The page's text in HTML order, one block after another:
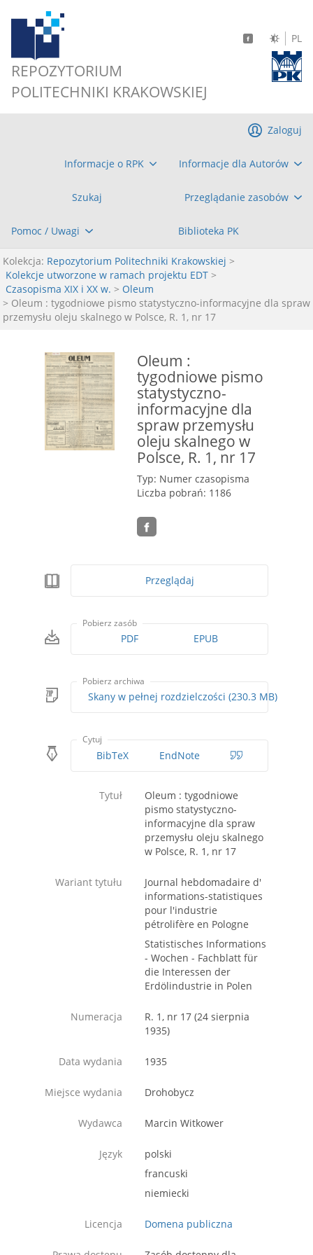
REPOZYTORIUM
POLITECHNIKI KRAKOWSKIEJ
PL
Informacje o RPK Informacje dla Autorów
Szukaj Przeglądanie zasobów
Pomoc / Uwagi Biblioteka PK
Zaloguj
Kolekcja: Repozytorium Politechniki Krakowskiej >
Kolekcje utworzone w ramach projektu EDT >
Czasopisma XIX i XX w. > Oleum
> Oleum : tygodniowe pismo statystyczno-informacyjne dla spraw
przemysłu oleju skalnego w Polsce, R. 1, nr 17
Oleum :
tygodniowe pismo
statystyczno-
informacyjne dla
spraw przemysłu
oleju skalnego w
Polsce, R. 1, nr 17
Typ: Numer czasopisma
Liczba pobrań: 1186
Przeglądaj
Pobierz zasób
PDF EPUB
Pobierz archiwa
Skany w pełnej rozdzielczości (230.3 MB)
Cytuj
BibTeX EndNote
Tytuł
Oleum : tygodniowe
pismo statystyczno-
informacyjne dla spraw
przemysłu oleju skalnego
w Polsce, R. 1, nr 17
Wariant tytułu
Journal hebdomadaire d'
informations-statistiques
pour l'industrie
pétrolifère en Pologne
Statistisches Informations
- Wochen - Fachblatt für
die Interessen der
Erdölindustrie in Polen
Numeracja
R. 1, nr 17 (24 sierpnia
1935)
Data wydania 1935
Miejsce wydania Drohobycz
Wydawca Marcin Witkower
Język
polski
francuski
niemiecki
Licencja Domena publiczna